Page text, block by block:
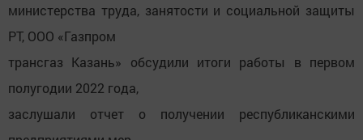
министерства труда, занятости и социальной защиты
РТ, ООО «Газпром
трансгаз Казань» обсудили итоги работы в первом
полугодии 2022 года,
заслушали отчет о получении республиканскими